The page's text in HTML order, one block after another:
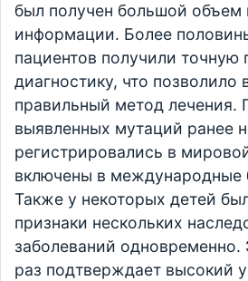
был получен большой объем
информации. Более
пациентов получили точную
диагностику, что позволило
правильный метод лечения.
выявленных мутаций ранее
регистрировались в
включены в международные
Также у некоторых детей
признаки нескольких
заболеваний одновременно.
раз подтверждает высокий